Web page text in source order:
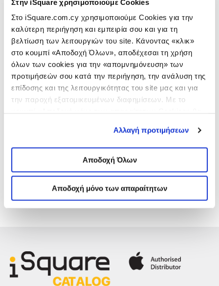
Στην iSquare χρησιμοποιούμε Cookies
Στο iSquare.com.cy χρησιμοποιούμε Cookies για την
καλύτερη περιήγηση και εμπειρία σου και για τη
βελτίωση των λειτουργιών του site. Κάνοντας «κλικ»
στο κουμπί «Αποδοχή Όλων», αποδέχεσαι τη χρήση
όλων των cookies για την «απομνημόνευση» των
προτιμήσεών σου κατά την περιήγηση, την ανάλυση της
επίδοσης και της λειτουργικότητας του site μας και για
την παροχή εξατομικευμένων διαφημίσεων. Με το
site cookies. Ενημερώσου για την για τηνΠολιτική
Cookiesεδώκαι τους διαφορετικούς τύπους Cookies
επιλέγοντας «Προτιμήσεις Cookies», και τροποποίησε
ανά πάσα στιγμή τις προτιμήσεις σου.
Αλλαγή προτιμήσεων
Αποδοχή Όλων
Αποδοχή μόνο των απαραίτητων
2 έτη εγγύηση
Η διετής εγγύηση ισχύει μόνο για πωλήσεις προς καταναλωτές/φυσικά
πρόσωπα που λαμβάνουν απόδειξη λιανικών συναλλαγών.
ΔΕΣ ΕΔΏ ΠΟΥ ΜΠΟΡΕΊΣ ΝΑ ΤΟ ΑΓΟΡΆΣΕΙΣ
Δωρεάν συνδρομή Apple TV+ για 3 μήνες.
ΤΕΧΝΙΚΆ ΧΑΡΑΚΤΗΡΙΣΤΙΚΆ